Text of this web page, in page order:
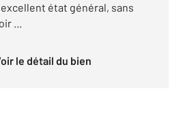
état général, sans
...
Voir le détail du bien